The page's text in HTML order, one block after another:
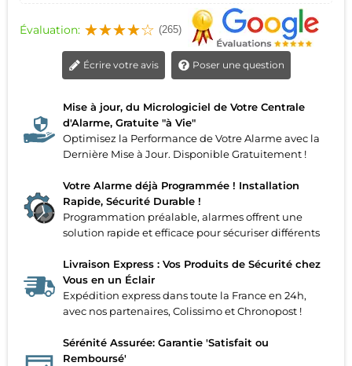
Évaluation: (265)
Écrire votre avis Poser une question
Mise à jour, du Micrologiciel de Votre Centrale
d'Alarme, Gratuite "à Vie"
Optimisez la Performance de Votre Alarme avec la
Dernière Mise à Jour. Disponible Gratuitement !
Votre Alarme déjà Programmée ! Installation
Rapide, Sécurité Durable !
Programmation préalable, alarmes offrent une
solution rapide et efficace pour sécuriser différents
Livraison Express : Vos Produits de Sécurité chez
Vous en un Éclair
Expédition express dans toute la France en 24h,
avec nos partenaires, Colissimo et Chronopost !
Sérénité Assurée: Garantie 'Satisfait ou
Remboursé'